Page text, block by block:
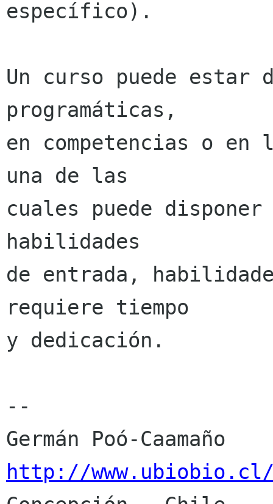
específico).
Un curso puede
programáticas,
en competencias o
una de las
cuales puede
habilidades
de entrada,
requiere tiempo
y dedicación.
--
http://www.ubiobio.cl/